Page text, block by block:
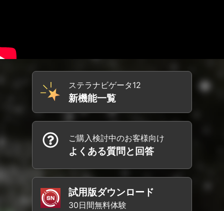
ステラナビゲータ12
新機能一覧
ご購入検討中のお客様向け
よくある質問と回答
試用版ダウンロード
30日間無料体験